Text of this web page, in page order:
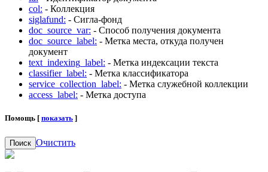
col: - Коллекция
siglafund: - Сигла-фонд
doc_source_var: - Способ получения документа
doc_source_label: - Метка места, откуда получен
документ
text_indexing_label: - Метка индексации текста
classifier_label: - Метка классификатора
service_collection_label: - Метка служебной коллекции
access_label: - Метка доступа
Помощь [ показать ]
Поиск Очистить